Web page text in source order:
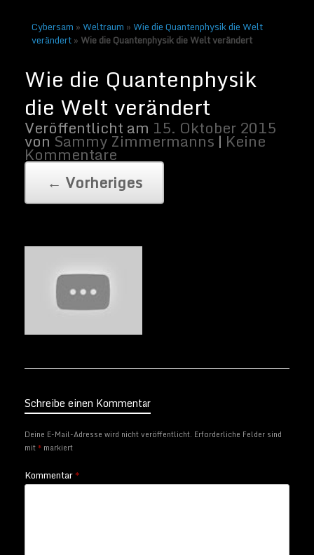
Cybersam »Weltraum »Wie die Quantenphysik die Welt
verändert» Wie die Quantenphysik die Welt verändert
Schreibe einen Kommentar
Deine E-Mail-Adresse wird nicht veröffentlicht. Erforderliche Felder sind
mit* markiert
Kommentar*